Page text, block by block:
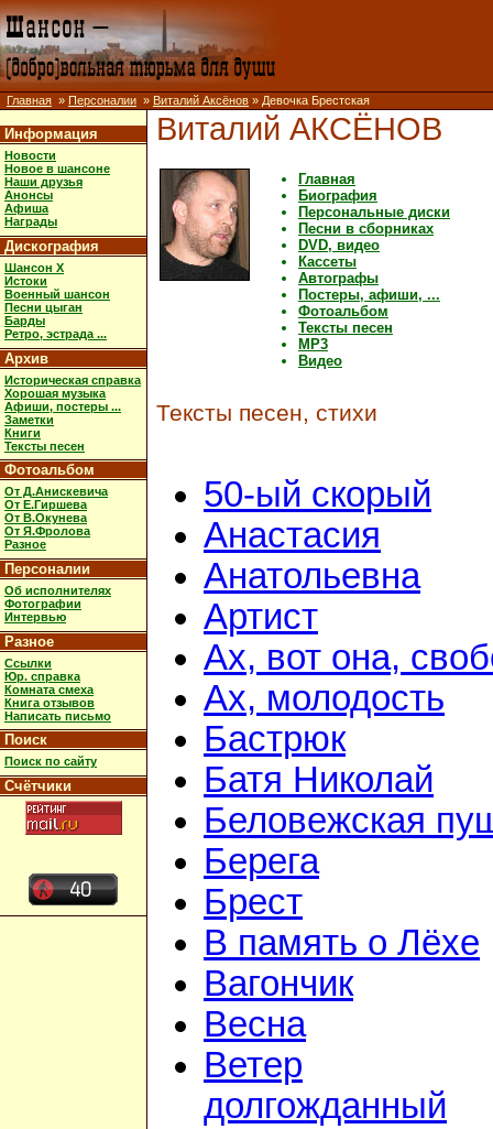
Главная » Персоналии » Виталий Аксёнов » Девочка Брестская
Информация
Новости
Новое в шансоне
Наши друзья
Анонсы
Афиша
Награды
Дискография
Шансон X
Истоки
Военный шансон
Песни цыган
Барды
Ретро, эстрада ...
Архив
Историческая справка
Хорошая музыка
Афиши, постеры ...
Заметки
Книги
Тексты песен
Фотоальбом
От Д.Анискевича
От Е.Гиршева
От В.Окунева
От Я.Фролова
Разное
Персоналии
Об исполнителях
Фотографии
Интервью
Разное
Ссылки
Юр. справка
Комната смеха
Книга отзывов
Написать письмо
Поиск
Поиск по сайту
Счётчики
Виталий АКСЁНОВ
Главная
Биография
Персональные диски
Песни в сборниках
DVD, видео
Кассеты
Автографы
Постеры, афиши, ...
Фотоальбом
Тексты песен
MP3
Видео
Тексты песен, стихи
50-ый скорый
Анастасия
Анатольевна
Артист
Ах, вот она,
Ах, молодость
Бастрюк
Батя Николай
Беловежская
Берега
Брест
В память о Лёхе
Вагончик
Весна
Ветер
долгожданный